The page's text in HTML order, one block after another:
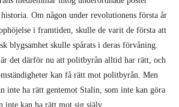
Om någon under revolutionens första år
i framtiden, skulle de varit de första att
blygsamhet skulle spårats i deras förvåning.
det därför nu att politbyrån alltid har rätt, och
kan få rätt mot politbyrån. Men
inte ha rätt gentemot Stalin, som inte kan göra
inte kan ha rätt mot sig själv.